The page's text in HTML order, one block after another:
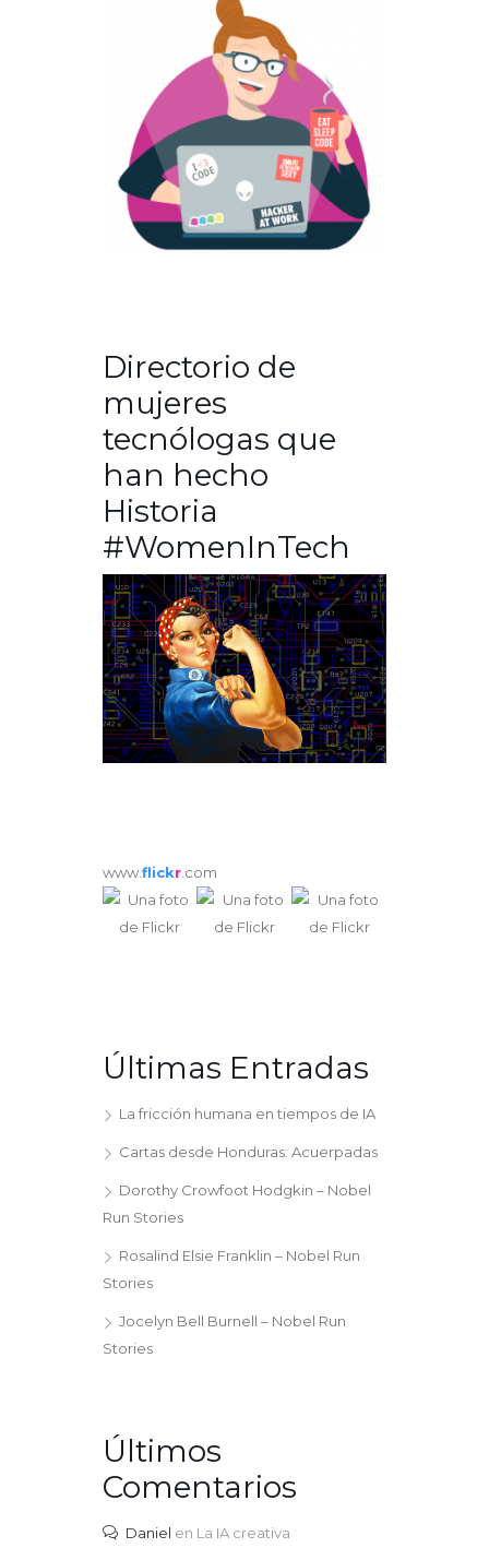
Directorio de
mujeres
tecnólogas que
han hecho
Historia
#WomenInTech
www.flickr.com
Últimas Entradas
La fricción humana en tiempos de IA
Cartas desde Honduras: Acuerpadas
Dorothy Crowfoot Hodgkin – Nobel
Run Stories
Rosalind Elsie Franklin – Nobel Run
Stories
Jocelyn Bell Burnell – Nobel Run
Stories
Últimos
Comentarios
Daniel en La IA creativa